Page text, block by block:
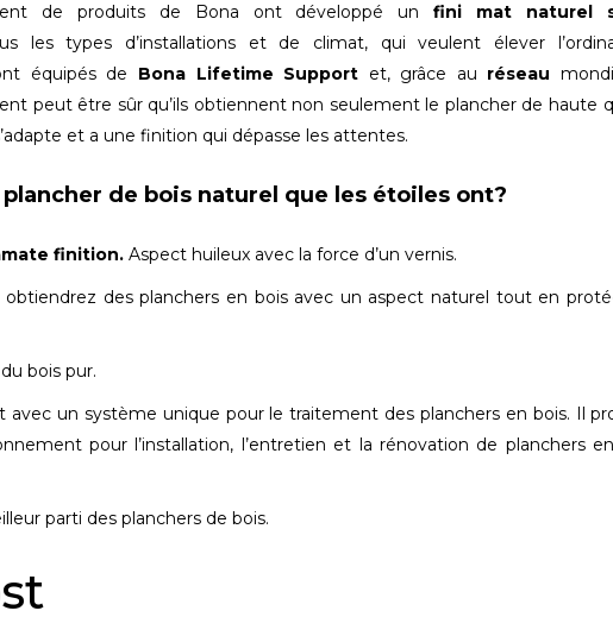
de produits de Bona ont développé unfini mat naturel
les types d’installations et de climat, qui veulent élever
équipés de Bona Lifetime Support et, grâce au réseau
peut être sûr qu’ils obtiennent non seulement le plancher de haute
et a une finition qui dépasse les attentes.
de bois naturel que les étoiles ont?
finition. Aspect huileux avec la force d’un vernis.
des planchers en bois avec un aspect naturel tout en
bois pur.
avec un système unique pour le traitement des planchers en bois. Il
pour l’installation, l’entretien et la rénovation de planchers
parti des planchers de bois.